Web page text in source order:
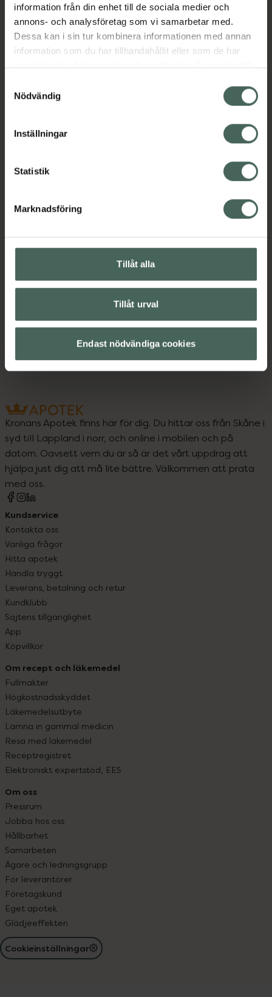
information från din enhet till de sociala medier och
annons- och analysföretag som vi samarbetar med.
Dessa kan i sin tur kombinera informationen med annan
information som du har tillhandahållit eller som de har
samlat in när du har använt deras tjänster. Samtycke till
återkalla ditt samtycke via webbplatsens
cookieinställningar. Ett återkallat samtycke påverkar inte
lagligheten av behandling som skett innan återkallelsen.
Nödvändig
Inställningar
Statistik
Marknadsföring
Tillåt alla
Tillåt urval
Endast nödvändiga cookies
slätare ut. Långvariga resultat.
Jämförpris 13,63 kr/ml
EAN:03701129809280
Kategorier:
Ansiktsserum
French Beauty
Hudvård
Visa
French Beauty
Hudvård
Kronans Apotek finns här för dig. Du hittar oss från Skåne i
syd till Lappland i norr, och online i mobilen och på
datorn. Oavsett vem du är så är det vårt uppdrag att
hjälpa just dig att må lite bättre. Välkommen att prata
med oss.
Kundservice
Kontakta oss
Vanliga frågor
Hitta apotek
Handla tryggt
Leverans, betalning och retur
Kundklubb
Sajtens tillgänglighet
App
Köpvillkor
Om recept och läkemedel
Fullmakter
Högkostnadsskyddet
Läkemedelsutbyte
Lämna in gammal medicin
Resa med läkemedel
Receptregistret
Elektroniskt expertstöd, EES
Om oss
Pressrum
Jobba hos oss
Hållbarhet
Samarbeten
Ägare och ledningsgrupp
För leverantörer
Företagskund
Eget apotek
Glädjeeffekten
Cookieinställningar